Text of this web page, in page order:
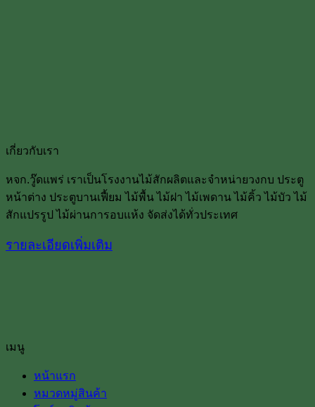
เกี่ยวกับเรา
หจก.วู๊ดแพร่ เราเป็นโรงงานไม้สักผลิตและจำหน่ายวงกบ ประตู
หน้าต่าง ประตูบานเฟื้ยม ไม้พื้น ไม้ฝา ไม้เพดาน ไม้คิ้ว ไม้บัว ไม้
สักแปรรูป ไม้ผ่านการอบแห้ง จัดส่งได้ทั่วประเทศ
รายละเอียดเพิ่มเติม
เมนู
หน้าแรก
หมวดหมู่สินค้า